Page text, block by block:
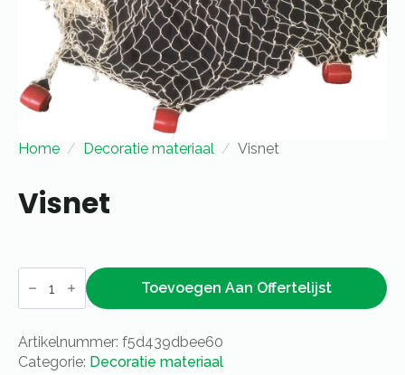
Home Decoratie materiaal Visnet
Visnet
Visnet
aantal
Toevoegen Aan Offertelijst
Artikelnummer: f5d439dbee60
Categorie: Decoratie materiaal